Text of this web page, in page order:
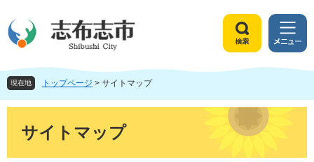
ジ
頭
す
ュ
飛
し
索
メ
ニ
ュ
現在地 トップページ > サイトマップ
サイトマップ